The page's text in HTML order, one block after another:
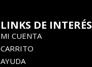
LINKS DE INTERÉS
MI CUENTA
CARRITO
AYUDA